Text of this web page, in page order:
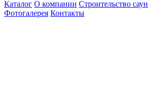
Каталог О компании Строительство саун
Фотогалерея Контакты